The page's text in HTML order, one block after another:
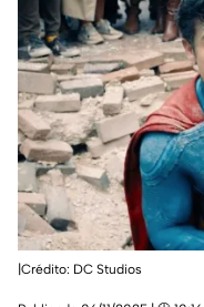
|Crédito: DC Studios